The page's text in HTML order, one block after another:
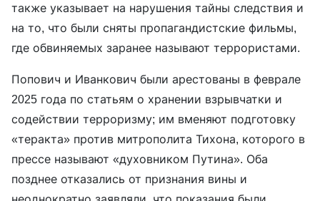
также указывает на нарушения тайны следствия и
на то, что были сняты пропагандистские фильмы,
где обвиняемых заранее называют террористами.
Попович и Иванкович были арестованы в феврале
2025 года по статьям о хранении взрывчатки и
содействии терроризму; им вменяют подготовку
«теракта» против митрополита Тихона, которого в
прессе называют «духовником Путина». Оба
позднее отказались от признания вины и